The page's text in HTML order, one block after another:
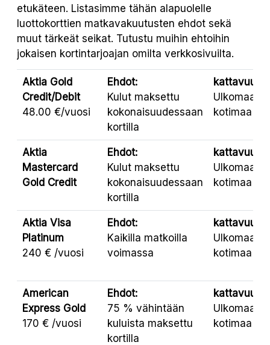
etukäteen. Listasimme tähän alapuolelle
luottokorttien matkavakuutusten ehdot sekä
muut tärkeät seikat. Tutustu muihin ehtoihin
jokaisen kortintarjoajan omilta verkkosivuilta.
Aktia Gold
Credit/Debit
48.00 €/vuosi
Ehdot:
Kulut maksettu
kokonaisuudessaan
kortilla
kattavuus:
Ulkomaat,
kotimaa
Aktia
Mastercard
Gold Credit
Ehdot:
Kulut maksettu
kokonaisuudessaan
kortilla
kattavuus:
Ulkomaat,
kotimaa
Aktia Visa
Platinum
240 € /vuosi
Ehdot:
Kaikilla matkoilla
voimassa
kattavuus:
Ulkomaat,
kotimaa
American
Express Gold
170 € /vuosi
Ehdot:
75 % vähintään
kuluista maksettu
kortilla
kattavuus:
Ulkomaat,
kotimaa